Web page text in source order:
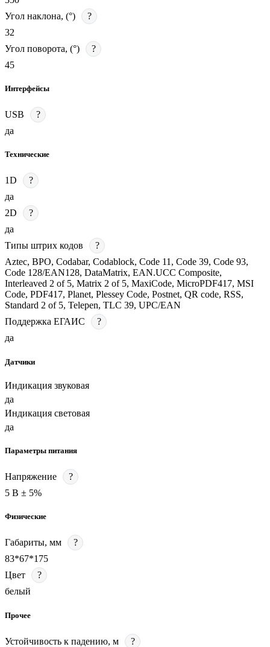
Угол наклона, (°)
?
32
Угол поворота, (°)
?
45
Интерфейсы
USB
?
да
Технические
1D
?
да
2D
?
да
Типы штрих кодов
?
Aztec, BPO, Codabar, Codablock, Code 11, Code 39, Code 93,
Code 128/EAN128, DataMatrix, EAN.UCC Composite,
Interleaved 2 of 5, Matrix 2 of 5, MaxiCode, MicroPDF417, MSI
Code, PDF417, Planet, Plessey Code, Postnet, QR code, RSS,
Standard 2 of 5, Telepen, TLC 39, UPC/EAN
Поддержка ЕГАИС
?
да
Датчики
Индикация звуковая
да
Индикация световая
да
Параметры питания
Напряжение
?
5 В ± 5%
Физические
Габариты, мм
?
83*67*175
Цвет
?
белый
Прочее
Устойчивость к падению, м
?